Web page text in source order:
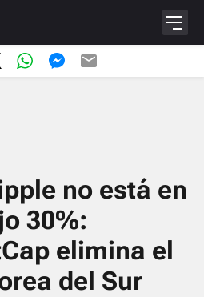
no está en
30%:
elimina el
del Sur